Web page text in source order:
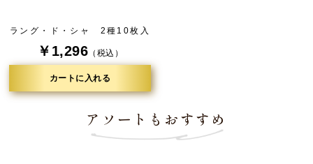
ラング・ド・シャ 2種10枚入
￥1,296 （税込）
カートに入れる
アソートもおすすめ